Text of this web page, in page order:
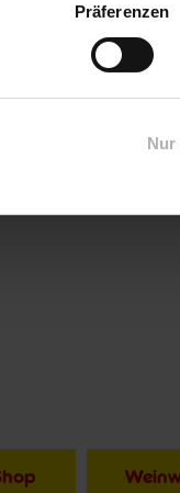
Präferenzen
Nur